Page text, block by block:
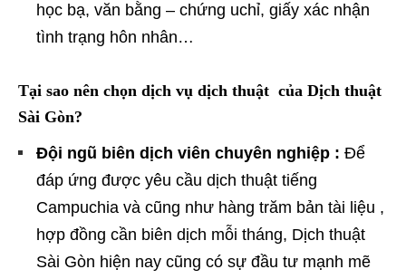
học bạ, văn bằng – chứng uchỉ, giấy xác nhận
tình trạng hôn nhân…
Tại sao nên chọn dịch vụ dịch thuật của Dịch thuật
Sài Gòn?
Đội ngũ biên dịch viên chuyên nghiệp : Để
đáp ứng được yêu cầu dịch thuật tiếng
Campuchia và cũng như hàng trăm bản tài liệu ,
hợp đồng cần biên dịch mỗi tháng, Dịch thuật
Sài Gòn hiện nay cũng có sự đầu tư mạnh mẽ